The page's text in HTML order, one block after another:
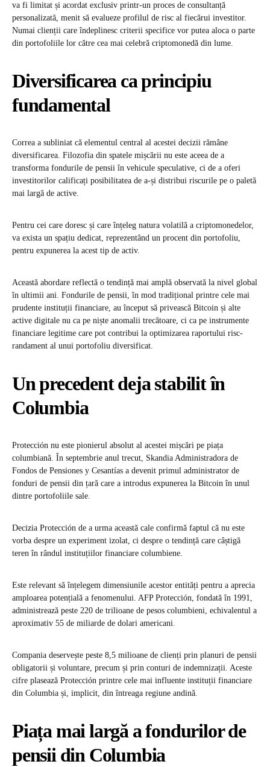
va fi limitat și acordat exclusiv printr-un proces de consultanță
personalizată, menit să evalueze profilul de risc al fiecărui investitor.
Numai clienții care îndeplinesc criterii specifice vor putea aloca o parte
din portofoliile lor către cea mai celebră criptomonedă din lume.
Diversificarea ca principiu
fundamental
Correa a subliniat că elementul central al acestei decizii rămâne
diversificarea. Filozofia din spatele mișcării nu este aceea de a
transforma fondurile de pensii în vehicule speculative, ci de a oferi
investitorilor calificați posibilitatea de a-și distribui riscurile pe o paletă
mai largă de active.
Pentru cei care doresc și care înțeleg natura volatilă a criptomonedelor,
va exista un spațiu dedicat, reprezentând un procent din portofoliu,
pentru expunerea la acest tip de activ.
Această abordare reflectă o tendință mai amplă observată la nivel global
în ultimii ani. Fondurile de pensii, în mod tradițional printre cele mai
prudente instituții financiare, au început să privească Bitcoin și alte
active digitale nu ca pe niște anomalii trecătoare, ci ca pe instrumente
financiare legitime care pot contribui la optimizarea raportului risc-
randament al unui portofoliu diversificat.
Un precedent deja stabilit în
Columbia
Protección nu este pionierul absolut al acestei mișcări pe piața
columbiană. În septembrie anul trecut, Skandia Administradora de
Fondos de Pensiones y Cesantías a devenit primul administrator de
fonduri de pensii din țară care a introdus expunerea la Bitcoin în unul
dintre portofoliile sale.
Decizia Protección de a urma această cale confirmă faptul că nu este
vorba despre un experiment izolat, ci despre o tendință care câștigă
teren în rândul instituțiilor financiare columbiene.
Este relevant să înțelegem dimensiunile acestor entități pentru a aprecia
amploarea potențială a fenomenului. AFP Protección, fondată în 1991,
administrează peste 220 de trilioane de pesos columbieni, echivalentul a
aproximativ 55 de miliarde de dolari americani.
Compania deservește peste 8,5 milioane de clienți prin planuri de pensii
obligatorii și voluntare, precum și prin conturi de indemnizații. Aceste
cifre plasează Protección printre cele mai influente instituții financiare
din Columbia și, implicit, din întreaga regiune andină.
Piața mai largă a fondurilor de
pensii din Columbia